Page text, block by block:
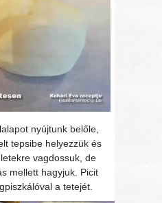
nyújtunk belőle,
tepsibe helyezzük és
vagdossuk, de
mellett hagyjuk. Picit
a tetejét.